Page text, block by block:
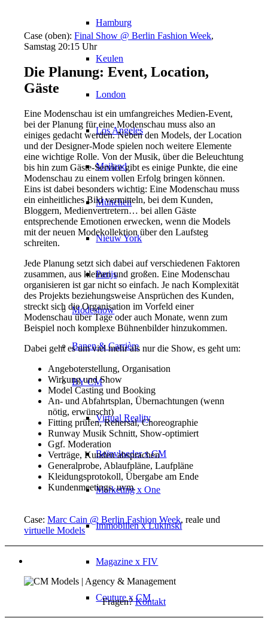
Hamburg
Keulen
London
Los Angeles
Mailand
München
Nieuw York
Parijs
Modeshow
Banen & Carrière
BY CM
Virtual Reality
Beïnvloeder x CM
Marketing x One
Immobilien x Lukinski
Magazine x FIV
Couture x CM
Case (oben):Final Show @ Berlin Fashion Week,
Samstag 20:15 Uhr
Die Planung: Event, Location,
Gäste
Eine Modenschau ist ein umfangreiches Medien-Event,
bei der Planung für eine Modenschau muss also an
einiges gedacht werden. Neben den Models, der Location
und der Designer-Mode spielen noch weitere Elemente
eine wichtige Rolle. Von der Musik, über die Beleuchtung
bis hin zum Gäste-Service gibt es einige Punkte, die eine
Modenschau zu einem vollen Erfolg bringen können.
Eins ist dabei besonders wichtig: Eine Modenschau muss
ein einheitliches Bild vermitteln, bei dem Kunden,
Bloggern, Medienvertretern… bei allen Gäste
entsprechende Emotionen erwecken, wenn die Models
mit der neuen Modekollektion über den Laufsteg
schreiten.
Jede Planung setzt sich dabei auf verschiedenen Faktoren
zusammen, aus kleinen und großen. Eine Modenschau
organisieren ist gar nicht so einfach. Je nach Komplexität
des Projekts beziehungsweise Ansprüchen des Kunden,
streckt sich die Organisation im Vorfeld einer
Modenschau über Tage oder auch Monate, wenn zum
Beispiel noch komplexe Bühnenbilder hinzukommen.
Dabei geht es um viel mehr als nur die Show, es geht um:
Angeboterstellung, Organisation
Wirkung und Show
Model Casting und Booking
An- und Abfahrtsplan, Übernachtungen (wenn
nötig, erwünscht)
Fitting prüfen, Rehersal, Choreographie
Runway Musik Schnitt, Show-optimiert
Ggf. Moderation
Verträge, Kunden absprachen
Generalprobe, Ablaufpläne, Laufpläne
Kleidungsprotokoll, Übergabe am Ende
Kundenmeetings, uvm.
Case:Marc Cain @ Berlin Fashion Week, reale und
virtuelle Models
Fragen?Kontakt